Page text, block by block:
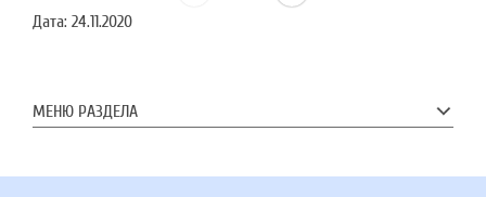
Дата: 24.11.2020
МЕНЮ РАЗДЕЛА